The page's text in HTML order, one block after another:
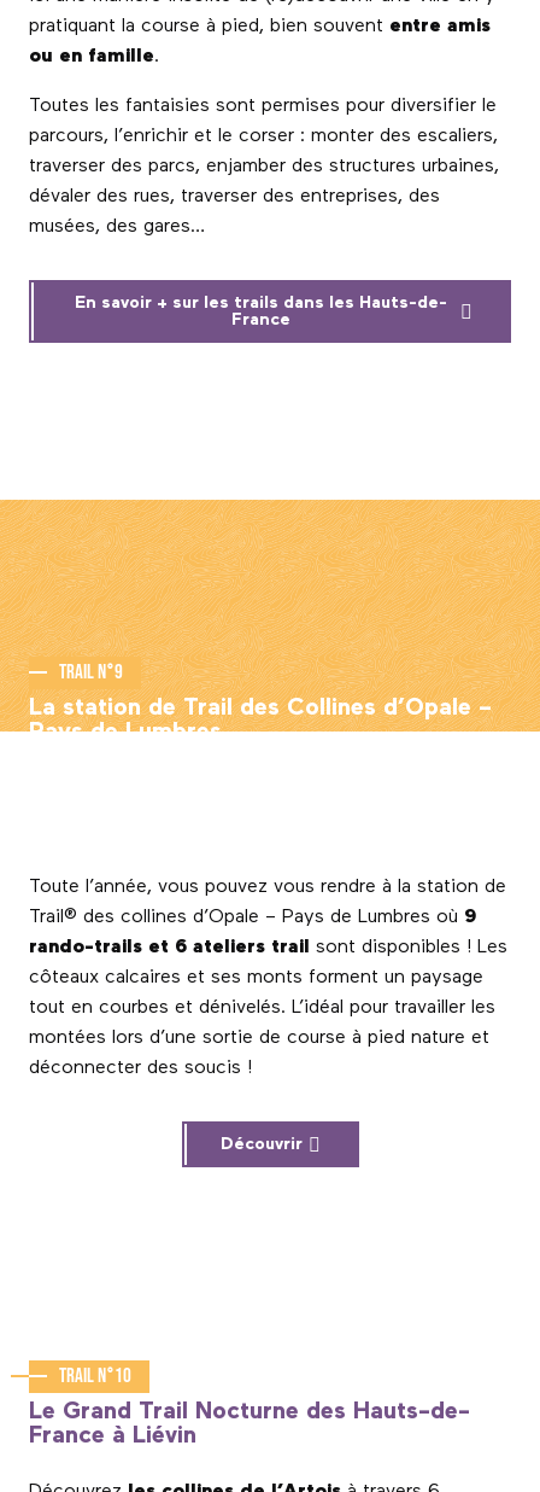
pratiquant la course à pied, bien souvent entre amis
ou en famille.
Toutes les fantaisies sont permises pour diversifier le
parcours, l’enrichir et le corser : monter des escaliers,
traverser des parcs, enjamber des structures urbaines,
dévaler des rues, traverser des entreprises, des
musées, des gares…
En savoir + sur les trails dans les Hauts-de-
France
Trail n°9
La station de Trail des Collines d’Opale –
Pays de Lumbres
Toute l’année, vous pouvez vous rendre à la station de
Trail® des collines d’Opale – Pays de Lumbres où 9
rando-trails et 6 ateliers trail
sont disponibles ! Les
côteaux calcaires et ses monts forment un paysage
tout en courbes et dénivelés. L’idéal pour travailler les
montées lors d’une sortie de course à pied nature et
déconnecter des soucis !
Découvrir
Trail n°10
Le Grand Trail Nocturne des Hauts-de-
France à Liévin